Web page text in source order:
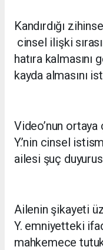
Kandırdığı
cinsel ilişki
hatıra
kayda almasını
Video’nun ortaya
Y.’nin cinsel
ailesi şuç
Ailenin şikayeti
Y. emniyetteki
mahkemece